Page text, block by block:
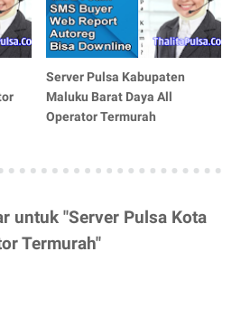
Server Pulsa Kabupaten
Maluku Barat Daya All
Operator Termurah
untuk "Server Pulsa Kota
Termurah"